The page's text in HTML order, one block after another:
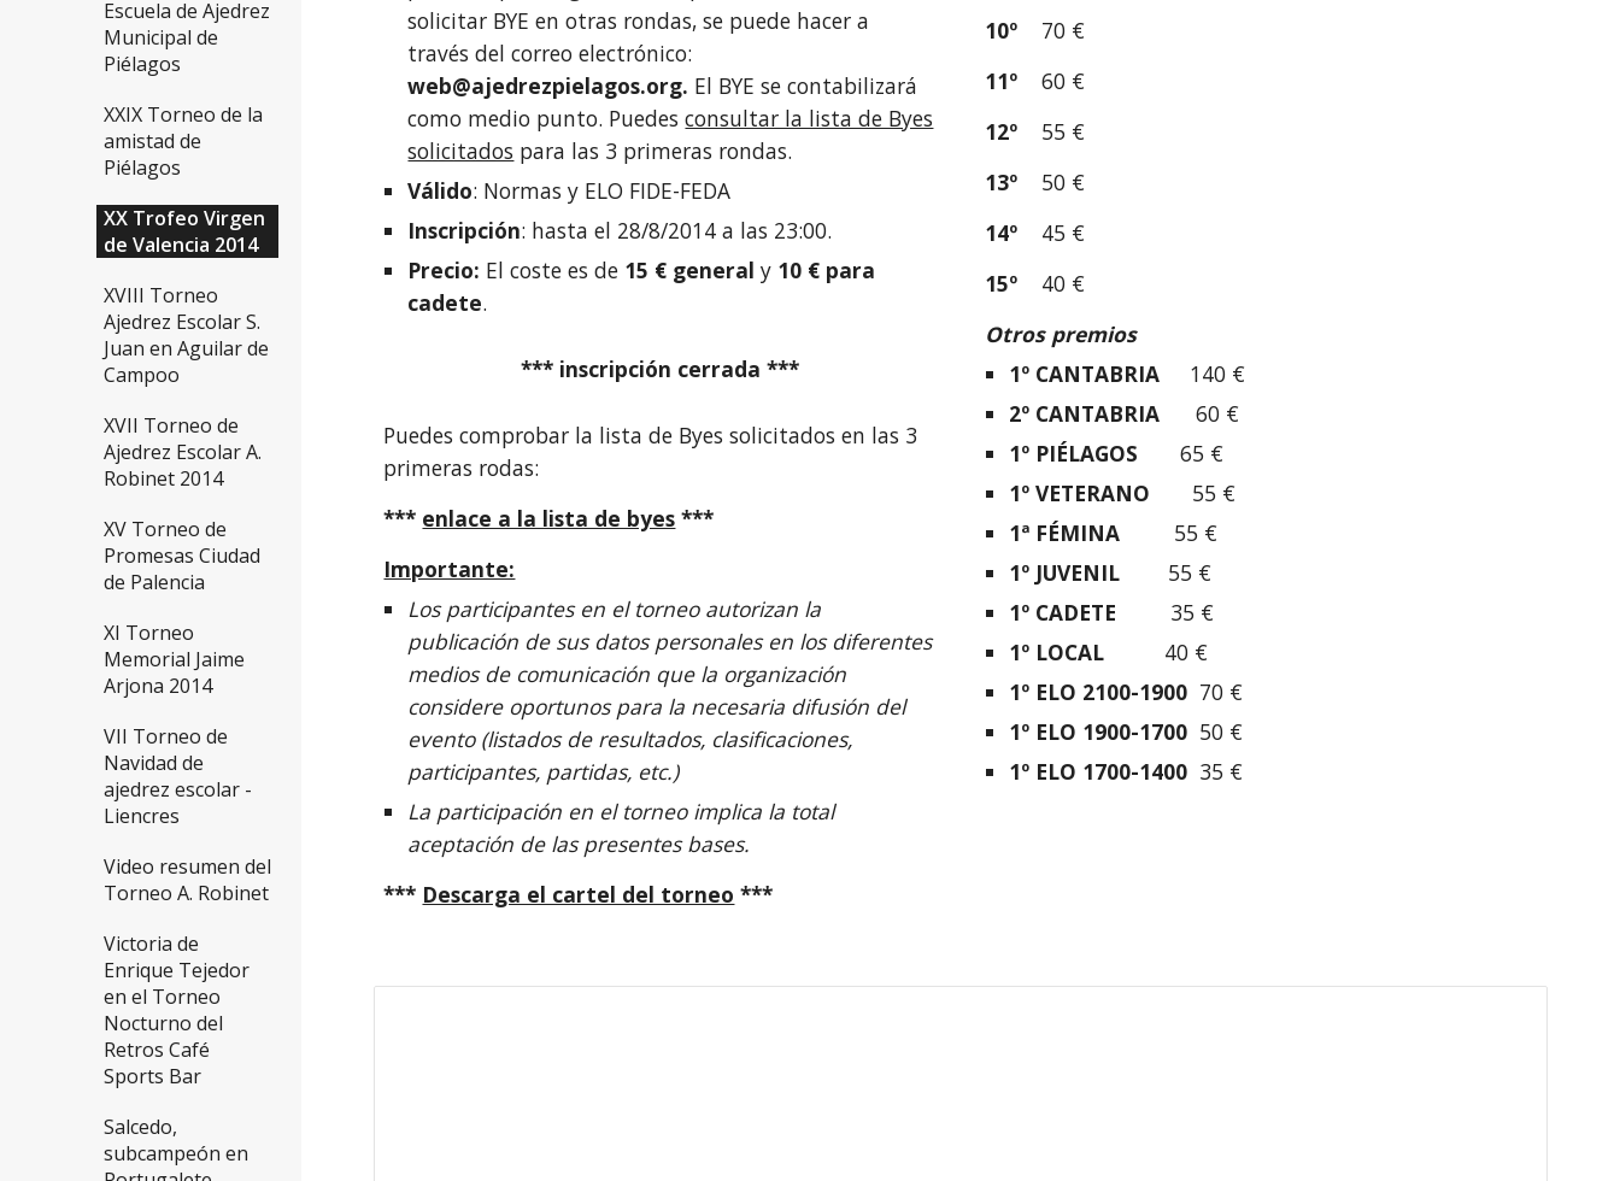
Escuela de Ajedrez
Municipal de
Piélagos
XXIX Torneo de la
amistad de
Piélagos
XX Trofeo Virgen
de Valencia 2014
XVIII Torneo
Ajedrez Escolar S.
Juan en Aguilar de
Campoo
XVII Torneo de
Ajedrez Escolar A.
Robinet 2014
XV Torneo de
Promesas Ciudad
de Palencia
XI Torneo
Memorial Jaime
Arjona 2014
VII Torneo de
Navidad de
ajedrez escolar -
Liencres
Video resumen del
Torneo A. Robinet
Victoria de
Enrique Tejedor
en el Torneo
Nocturno del
Retros Café
Sports Bar
Salcedo,
subcampeón en
solicitar BYE en otras rondas, se puede hacer a
través del correo electrónico:
web@ajedrezpielagos.org. El BYE se contabilizará
como medio punto. Puedesconsultar la lista de Byes
solicitados para las 3 primeras rondas.
Válido: Normas y ELO FIDE-FEDA
Inscripción: hasta el 28/8/2014 a las 23:00.
Precio: El coste es de 15 € general y 10 € para
cadete.
*** inscripción cerrada ***
Puedes comprobar la lista de Byes solicitados en las 3
primeras rodas:
*** enlace a la lista de byes ***
Importante:
Los participantes en el torneo autorizan la
publicación de sus datos personales en los diferentes
medios de comunicación que la organización
considere oportunos para la necesaria difusión del
evento (listados de resultados, clasificaciones,
participantes, partidas, etc.)
La participación en el torneo implica la total
aceptación de las presentes bases.
*** Descarga el cartel del torneo ***
10º 70 €
11º 60 €
12º
55 €
13º 50 €
14º 45 €
15º 40 €
Otros premios
1º CANTABRIA
140 €
2º CANTABRIA
60 €
1º PIÉLAGOS
65 €
1º VETERANO
55 €
1ª FÉMINA
55 €
1º JUVENIL
55 €
1º CADETE
35 €
1º LOCAL
40 €
1º ELO 2100-1900 70 €
1º ELO 1900-1700 50 €
1º ELO 1700-1400 35 €